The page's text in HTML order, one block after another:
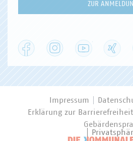
ZUR
Facebook Instagram YouTube
Impressum
Erklärung zur Barrierefreiheit